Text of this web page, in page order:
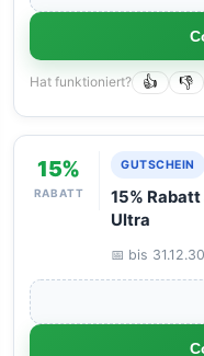
Hat funktioniert? 👍 👎
15%
RABATT
GUTSCHEIN
15%
Ultra
📅 bis